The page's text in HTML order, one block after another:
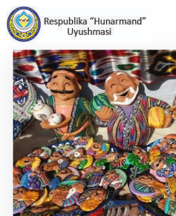
Bosh
Sahifa
Uyushma
Haqida
Tadbirlar
Milliy
Katalog
Matbuot